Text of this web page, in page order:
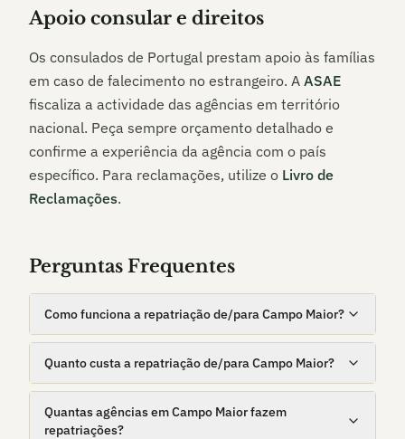
Apoio consular e direitos
Os consulados de Portugal prestam apoio às famílias
em caso de falecimento no estrangeiro. A ASAE
fiscaliza a actividade das agências em território
nacional. Peça sempre orçamento detalhado e
confirme a experiência da agência com o país
específico. Para reclamações, utilize o Livro de
Reclamações.
Perguntas Frequentes
Como funciona a repatriação de/para Campo Maior?
Quanto custa a repatriação de/para Campo Maior?
Quantas agências em Campo Maior fazem
repatriações?